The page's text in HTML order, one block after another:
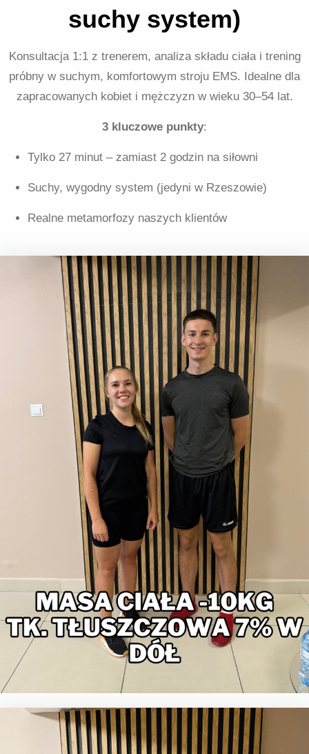
suchy system)
Konsultacja 1:1 z trenerem, analiza składu ciała i trening
próbny w suchym, komfortowym stroju EMS. Idealne dla
zapracowanych kobiet i mężczyzn w wieku 30–54 lat.
3 kluczowe punkty:
Tylko 27 minut – zamiast 2 godzin na siłowni
Suchy, wygodny system (jedyni w Rzeszowie)
Realne metamorfozy naszych klientów